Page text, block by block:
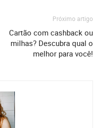
Próximo artigo
Cartão com cashback ou
milhas? Descubra qual o
melhor para você!